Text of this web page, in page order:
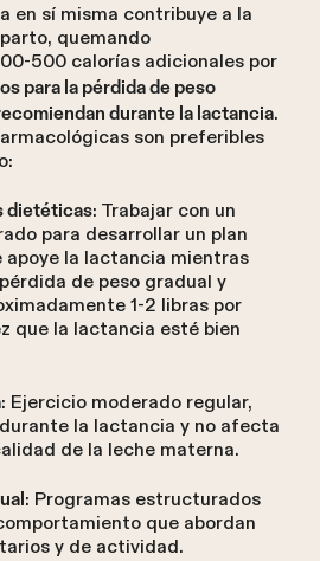
en sí misma contribuye a la
quemando
500 calorías adicionales por
para la pérdida de peso
durante la lactancia.
son preferibles
dietéticas: Trabajar con un
para desarrollar un plan
la lactancia mientras
de peso gradual y
1-2 libras por
que la lactancia esté bien
: Ejercicio moderado regular,
la lactancia y no afecta
de la leche materna.
: Programas estructurados
que abordan
y de actividad.